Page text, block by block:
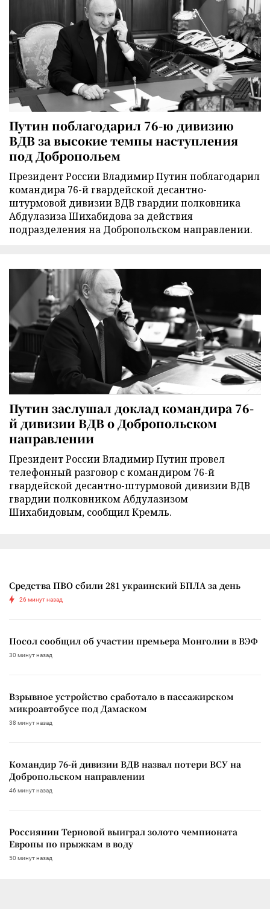
Путин поблагодарил 76-ю дивизию
ВДВ за высокие темпы наступления
под Добропольем
Президент России Владимир Путин поблагодарил
командира 76-й гвардейской десантно-
штурмовой дивизии ВДВ гвардии полковника
Абдулазиза Шихабидова за действия
подразделения на Добропольском направлении.
Путин заслушал доклад командира 76-
й дивизии ВДВ о Добропольском
направлении
Президент России Владимир Путин провел
телефонный разговор с командиром 76-й
гвардейской десантно-штурмовой дивизии ВДВ
гвардии полковником Абдулазизом
Шихабидовым, сообщил Кремль.
Средства ПВО сбили 281 украинский БПЛА за день
26 минут назад
Посол сообщил об участии премьера Монголии в ВЭФ
30 минут назад
Взрывное устройство сработало в пассажирском
микроавтобусе под Дамаском
38 минут назад
Командир 76-й дивизии ВДВ назвал потери ВСУ на
Добропольском направлении
46 минут назад
Россиянин Терновой выиграл золото чемпионата
Европы по прыжкам в воду
50 минут назад